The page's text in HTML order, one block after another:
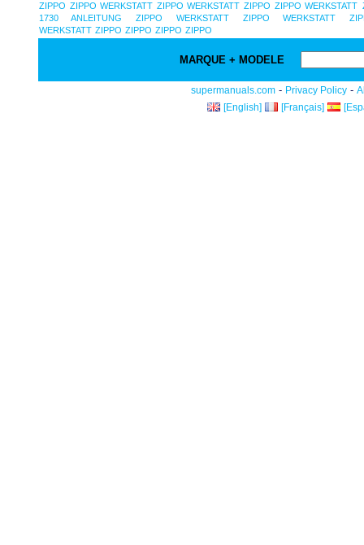
ZIPPO ZIPPO WERKSTATT ZIPPO WERKSTATT ZIPPO ZIPPO WERKSTATT
1730 ANLEITUNG
ZIPPO WERKSTATT ZIPPO WERKSTATT
WERKSTATT ZIPPO ZIPPO ZIPPO ZIPPO
MARQUE + MODELE
supermanuals.com - Privacy Policy -
[English]
[Français]